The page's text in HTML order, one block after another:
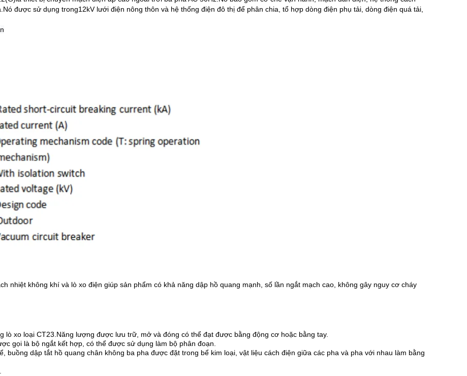
được sử dụng trong12kV lưới điện nông thôn và hệ thống điện đô thị để phân chia, tổ hợp dòng điện phụ tải, dòng điện quá tải,
nhiệt không khí và lò xo điện giúp sản phẩm có khả năng dập hồ quang mạnh, số lần ngắt mạch cao, không gây nguy cơ cháy
xo loại CT23.Năng lượng được lưu trữ, mở và đóng có thể đạt được bằng động cơ hoặc bằng tay.
gọi là bộ ngắt kết hợp, có thể được sử dụng làm bộ phân đoạn.
buồng dập tắt hồ quang chân không ba pha được đặt trong bể kim loại, vật liệu cách điện giữa các pha và pha với nhau làm bằng